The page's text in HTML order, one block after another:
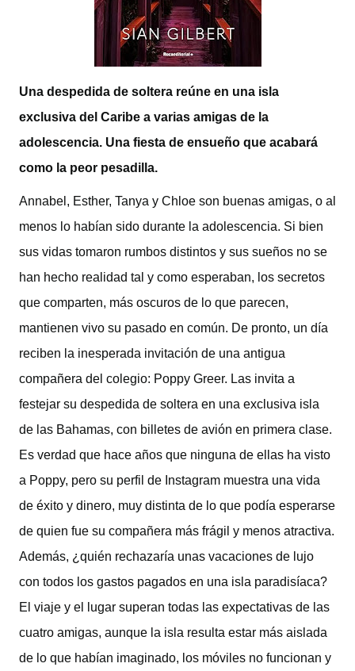
Una despedida de soltera reúne en una isla
exclusiva del Caribe a varias amigas de la
adolescencia. Una fiesta de ensueño que acabará
como la peor pesadilla.
Annabel, Esther, Tanya y Chloe son buenas amigas, o al
menos lo habían sido durante la adolescencia. Si bien
sus vidas tomaron rumbos distintos y sus sueños no se
han hecho realidad tal y como esperaban, los secretos
que comparten, más oscuros de lo que parecen,
mantienen vivo su pasado en común. De pronto, un día
reciben la inesperada invitación de una antigua
compañera del colegio: Poppy Greer. Las invita a
festejar su despedida de soltera en una exclusiva isla
de las Bahamas, con billetes de avión en primera clase.
Es verdad que hace años que ninguna de ellas ha visto
a Poppy, pero su perfil de Instagram muestra una vida
de éxito y dinero, muy distinta de lo que podía esperarse
de quien fue su compañera más frágil y menos atractiva.
Además, ¿quién rechazaría unas vacaciones de lujo
con todos los gastos pagados en una isla paradisíaca?
El viaje y el lugar superan todas las expectativas de las
cuatro amigas, aunque la isla resulta estar más aislada
de lo que habían imaginado, los móviles no funcionan y